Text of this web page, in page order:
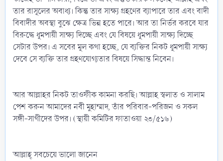
তার রাসূলের অবাধ্য। কিন্তু তার সাক্ষ্য গ্রহণের ব্যাপারে তার এবং বাদী
বিবাদীর অবস্থা বুঝে ক্ষেত্র ভিন্ন হতে পারে। আর তা নির্ভর করবে যার
বিরুদ্ধে ধূমপায়ী সাক্ষ্য দিচ্ছে এবং যে বিষয়ে ধূমপায়ী সাক্ষ্য দিচ্ছে
সেটার উপর। এ সবের মূল কথা হচ্ছে, যে ব্যক্তির নিকট ধূমপায়ী সাক্ষ্য
দেবে সে ব্যক্তি তার গ্রহণযোগ্যতার বিষয়ে সিদ্ধান্ত নিবেন।
আর আল্লাহর নিকট তাওফীক কামনা করছি। আল্লাহ স্বলাত ও সালাম
পেশ করুন আমাদের নবী মুহাম্মাদ, তাঁর পরিবার-পরিজন ও সকল
সঙ্গী-সাথীদের উপর। (স্থায়ী কমিটির ফাতাওয়া ২৩/৫১৬)
আল্লাহ্‌ সবচেয়ে ভালো জানেন